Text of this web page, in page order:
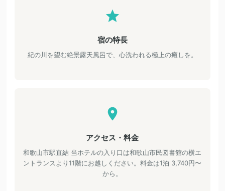
宿の特長
紀の川を望む絶景露天風呂で、心洗われる極上の癒しを。
アクセス・料金
和歌山市駅直結 当ホテルの入り口は和歌山市民図書館の横エ
ントランスより11階にお越しください。料金は1泊 3,740円〜
から。